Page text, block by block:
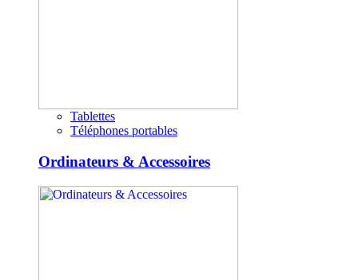
Tablettes
Téléphones portables
Ordinateurs & Accessoires